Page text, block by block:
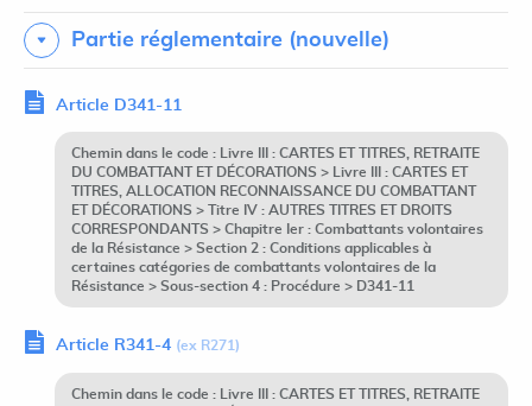
Partie réglementaire (nouvelle)
Article D341-11
Chemin dans le code : Livre III : CARTES ET TITRES, RETRAITE
DU COMBATTANT ET DÉCORATIONS > Livre III : CARTES ET
TITRES, ALLOCATION RECONNAISSANCE DU COMBATTANT
ET DÉCORATIONS > Titre IV : AUTRES TITRES ET DROITS
CORRESPONDANTS > Chapitre Ier : Combattants volontaires
de la Résistance > Section 2 : Conditions applicables à
certaines catégories de combattants volontaires de la
Résistance > Sous-section 4 : Procédure > D341-11
Article R341-4 (ex R271)
Chemin dans le code : Livre III : CARTES ET TITRES, RETRAITE